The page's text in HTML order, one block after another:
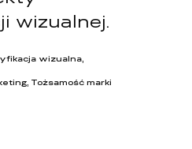
wizualnej.
wizualna,
Tożsamość marki